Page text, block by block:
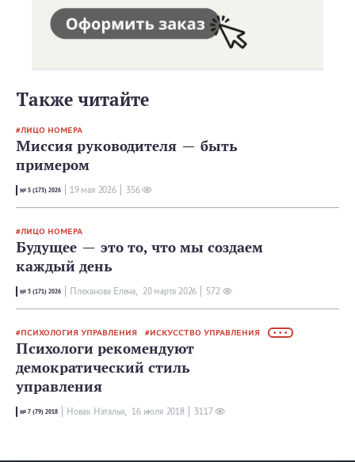
Также читайте
ЛИЦО НОМЕРА
Миссия руководителя — быть
примером
№ 5 (173) 2026 19 мая 2026 356
ЛИЦО НОМЕРА
Будущее — это то, что мы создаем
каждый день
№ 3 (171) 2026 Плеханова Елена, 20 мартa 2026 572
ПСИХОЛОГИЯ УПРАВЛЕНИЯ ИСКУССТВО УПРАВЛЕНИЯ • • •
Психологи рекомендуют
демократический стиль
управления
№ 7 (79) 2018 Новак Наталья, 16 июля 2018 3117